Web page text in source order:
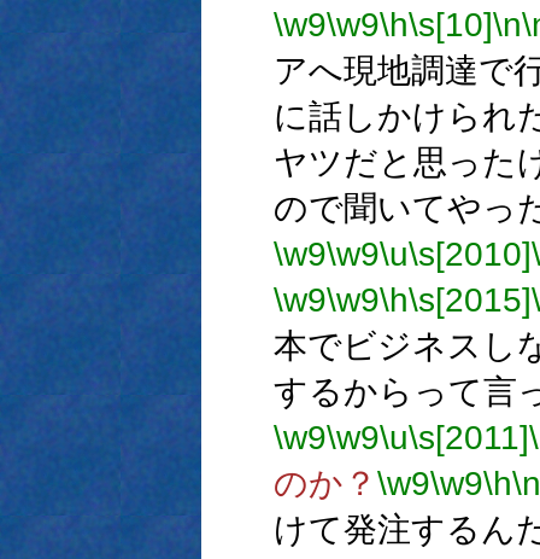
\w9\w9\h\s[10]\n
アへ現地調達で
に話しかけられ
ヤツだと思った
ので聞いてやっ
\w9\w9\u\s[2010]
\w9\w9\h\s[2015]
本でビジネスし
するからって言
\w9\w9\u\s[2011]
のか？ \w9\w9\h\n
けて発注するん